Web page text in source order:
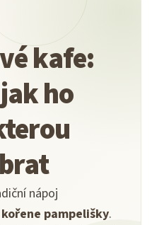
kafe:
ho
nápoj
pampelišky.